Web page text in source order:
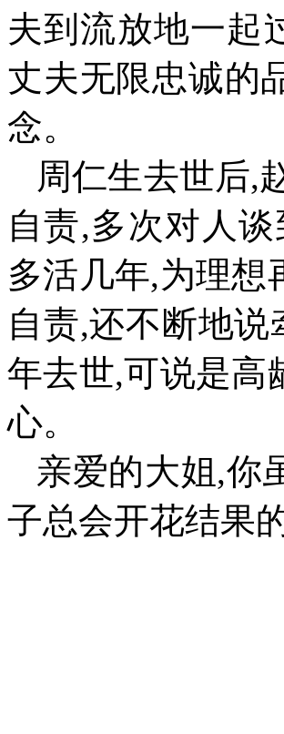
夫到流放地一起
丈夫无限忠诚的
念。
周仁生去世后,
自责,多次对人谈
多活几年,为理想
自责,还不断地说
年去世,可说是高
心。
亲爱的大姐,你
子总会开花结果的